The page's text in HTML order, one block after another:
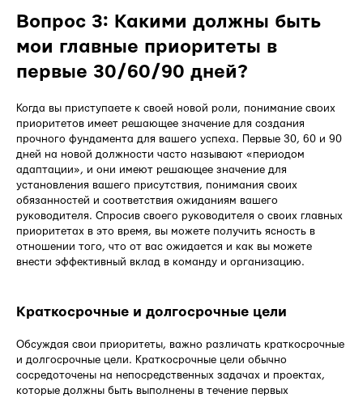
Вопрос 3: Какими должны быть
мои главные приоритеты в
первые 30/60/90 дней?
Когда вы приступаете к своей новой роли, понимание своих
приоритетов имеет решающее значение для создания
прочного фундамента для вашего успеха. Первые 30, 60 и 90
дней на новой должности часто называют «периодом
адаптации», и они имеют решающее значение для
установления вашего присутствия, понимания своих
обязанностей и соответствия ожиданиям вашего
руководителя. Спросив своего руководителя о своих главных
приоритетах в это время, вы можете получить ясность в
отношении того, что от вас ожидается и как вы можете
внести эффективный вклад в команду и организацию.
Краткосрочные и долгосрочные цели
Обсуждая свои приоритеты, важно различать краткосрочные
и долгосрочные цели. Краткосрочные цели обычно
сосредоточены на непосредственных задачах и проектах,
которые должны быть выполнены в течение первых